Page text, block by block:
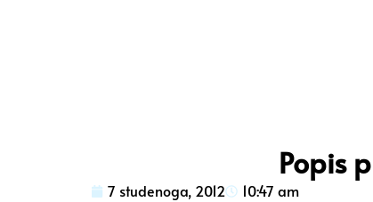
Popis
7 studenoga, 2012
10:47 am